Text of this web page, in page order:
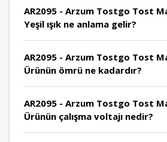
AR2095 - Arzum Tostgo Tost
Yeşil ışık ne anlama gelir?
AR2095 - Arzum Tostgo Tost
Ürünün ömrü ne kadardır?
AR2095 - Arzum Tostgo Tost
Ürünün çalışma voltajı nedir?